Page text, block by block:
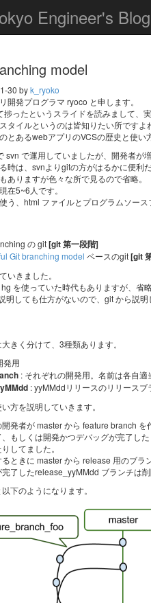
Engineer's Blog
model
30 byk_ryoko
開発プログラマ ryoco と申します。
捗ったというスライドを読みまして、
タイルというのは皆知りたい所ですよ
とあるwebアプリのVCSの歴史と使い
svn で運用していましたが、開発者
時は、svnよりgitの方がはるかに便
ありますが色々な所で見るので省略。
在5~6人です。
う、html ファイルとプログラムソー
の git[git 第一段階]
Git branching model ベースのgit[git
いきました。
を使っていた時代もありますが、省
明しても仕方がないので、git から説
きく分けて、3種類あります。
発用
: それぞれの開発用。名前は各自適
: yyMMddリリースのリリースブ
方を説明していきます。
開発者が master から feature branch を
もしくは開発かつデバッグが完了し
してました。
るときに master から release 用のブラ
完了したrelease_yyMMdd ブランチは
下のようになります。